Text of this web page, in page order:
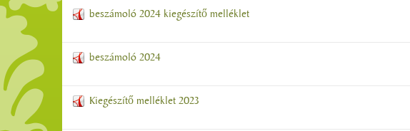
beszámoló 2024 kiegészítő melléklet
beszámoló 2024
Kiegészítő melléklet 2023